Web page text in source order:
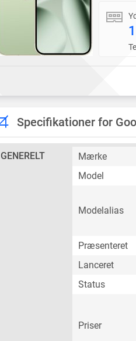
Specifikationer for
GENERELT Mærke
Model
Modelalias
Præsenteret
Lanceret
Status
Priser